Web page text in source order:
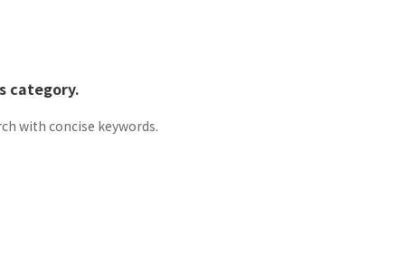
category.
with concise keywords.